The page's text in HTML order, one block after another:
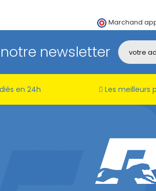
Marchand
newsletter
en 24h Les meilleurs